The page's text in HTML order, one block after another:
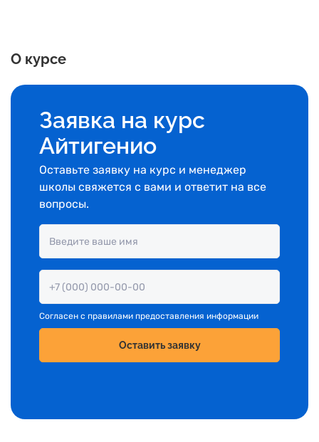
О курсе
Заявка на курс
Айтигенио
Оставьте заявку на курс и менеджер
школы свяжется с вами и ответит на все
вопросы.
Согласен с правилами предоставления информации
Оставить заявку